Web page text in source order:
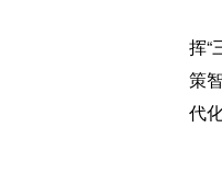
挥“
策
代